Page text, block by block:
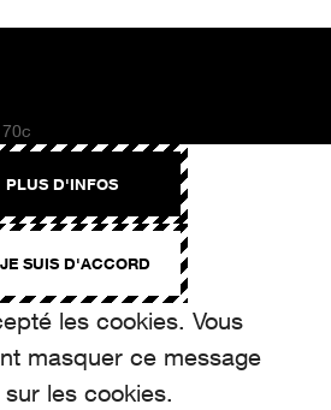
les cookies. Vous
masquer ce message
les cookies.
SUIS D'ACCORD
PLUS D'INFOS